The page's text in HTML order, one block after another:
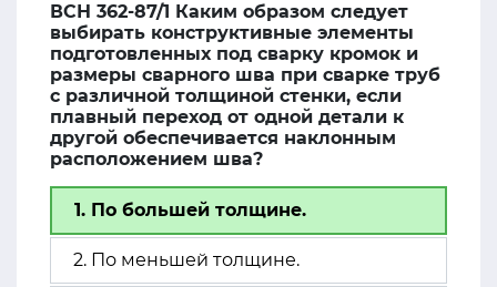
ВСН 362-87/1 Каким образом следует
выбирать конструктивные элементы
подготовленных под сварку кромок и
размеры сварного шва при сварке труб
с различной толщиной стенки, если
плавный переход от одной детали к
другой обеспечивается наклонным
расположением шва?
1. По большей толщине.
2. По меньшей толщине.